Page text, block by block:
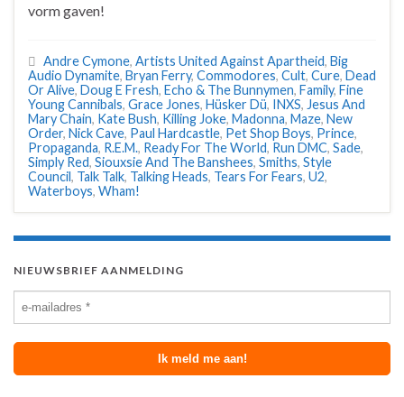
vorm gaven!
Andre Cymone, Artists United Against Apartheid, Big
Audio Dynamite, Bryan Ferry, Commodores, Cult, Cure, Dead
Or Alive, Doug E Fresh, Echo & The Bunnymen, Family, Fine
Young Cannibals, Grace Jones, Hüsker Dü, INXS, Jesus And
Mary Chain, Kate Bush, Killing Joke, Madonna, Maze, New
Order, Nick Cave, Paul Hardcastle, Pet Shop Boys, Prince,
Propaganda, R.E.M., Ready For The World, Run DMC, Sade,
Simply Red, Siouxsie And The Banshees, Smiths, Style
Council, Talk Talk, Talking Heads, Tears For Fears, U2,
Waterboys, Wham!
NIEUWSBRIEF AANMELDING